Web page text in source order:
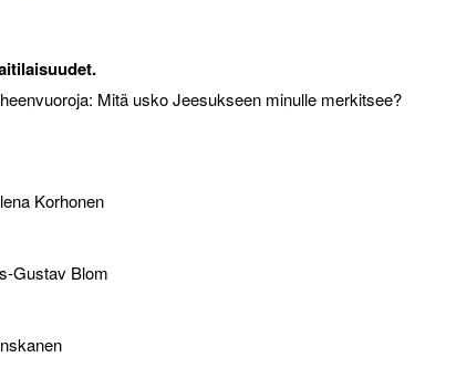
Mitä usko Jeesukseen minulle merkitsee?
Korhonen
Gustav Blom